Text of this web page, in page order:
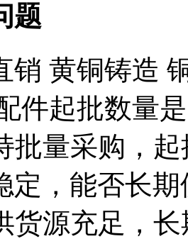
题
销 黄铜铸造
件起批数量
批量采购，
定，能否长期
货源充足，